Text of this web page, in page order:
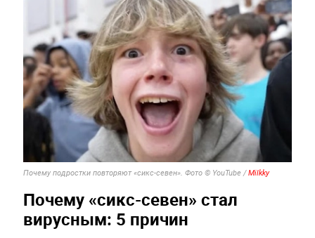
Почему подростки повторяют «сикс-севен». Фото © YouTube /Milkky
Почему «сикс-севен» стал
вирусным: 5 причин